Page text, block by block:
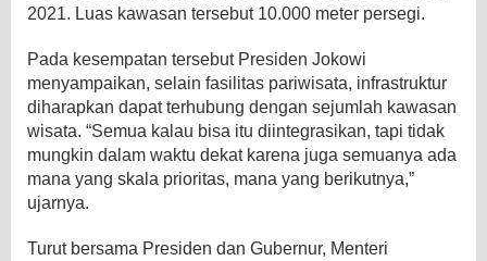
2021. Luas kawasan tersebut 10.000 meter persegi.
Pada kesempatan tersebut Presiden Jokowi
menyampaikan, selain fasilitas pariwisata, infrastruktur
diharapkan dapat terhubung dengan sejumlah kawasan
wisata. “Semua kalau bisa itu diintegrasikan, tapi tidak
mungkin dalam waktu dekat karena juga semuanya ada
mana yang skala prioritas, mana yang berikutnya,”
ujarnya.
Turut bersama Presiden dan Gubernur, Menteri